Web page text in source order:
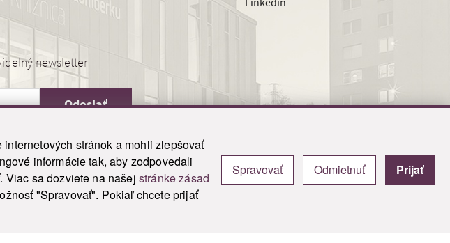
stránok a mohli zlepšovať
informácie tak, aby zodpovedali
Viac sa dozviete na našej stránke zásad
"Spravovať". Pokiaľ chcete prijať
Spravovať Odmietnuť Prijať
newsletter
Odoslať
údajov | Vyhlásenie o prístupnosti | Admin
Policy and Terms of Service
apply.
HostCreators